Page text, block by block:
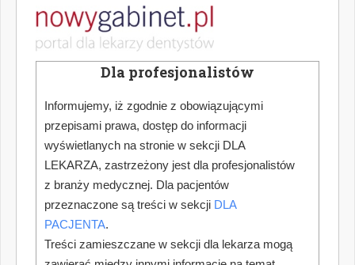
Dla profesjonalistów
Informujemy, iż zgodnie z obowiązującymi
przepisami prawa, dostęp do informacji
wyświetlanych na stronie w sekcji DLA
LEKARZA, zastrzeżony jest dla profesjonalistów
z branży medycznej. Dla pacjentów
przeznaczone są treści w sekcji DLA
PACJENTA.
Treści zamieszczane w sekcji dla lekarza mogą